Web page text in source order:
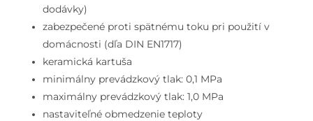
omietku
bezpečnostnou
kombináciou,
chróm
dodávky)
zabezpečené proti spätnému toku pri použití v
domácnosti (dľa DIN EN1717)
keramická kartuša
minimálny prevádzkový tlak: 0,1 MPa
maximálny prevádzkový tlak: 1,0 MPa
nastaviteľné obmedzenie teploty